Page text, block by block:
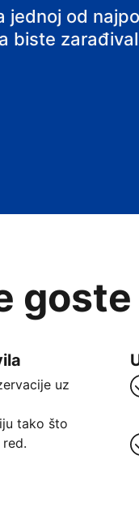
jednoj od
biste
uz
tako što